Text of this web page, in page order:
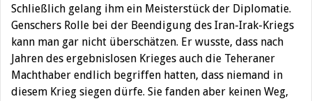
Schließlich gelang ihm ein Meisterstück der Diplomatie.
Genschers Rolle bei der Beendigung des Iran-Irak-Kriegs
kann man gar nicht überschätzen. Er wusste, dass nach
Jahren des ergebnislosen Krieges auch die Teheraner
Machthaber endlich begriffen hatten, dass niemand in
diesem Krieg siegen dürfe. Sie fanden aber keinen Weg,